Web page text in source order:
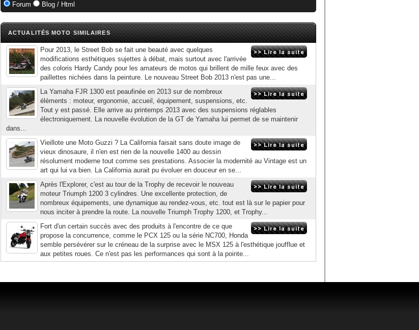
Forum Blog / Html
ACTUALITÉS MOTO SIMILAIRES
Pour 2013, le Street Bob se fait une beauté avec quelques
modifications esthétiques sujettes à débat, mais surtout avec l'arrivée
des coloris Hardy Candy pour les amateurs de motos qui brillent de mille feux avec des
paillettes nichées dans la peinture. Le nouveau Street Bob 2013 n'est pas une...
La Yamaha FJR 1300 est peaufinée en 2013 sur de nombreux
éléments : moteur, ergonomie, accueil, équipement, suspensions, etc.
Tout y est passé. Elle arrive au printemps 2013 avec des suspensions réglables
électroniquement. La nouvelle évolution de la GT de Yamaha lui permet de se maintenir
dans...
Vieillote une Moto Guzzi ? La California faisait sans doute image de
vieux dinosaure, il n'en est rien de la nouvelle 1400 au dessin
résolument moderne tout comme ses prestations. Associer la modernité au Vintage est un
art qui lui va bien. La California aurait pu évoluer en douceur en se...
Après l'Explorer, c'est au tour de la Trophy de recevoir le nouveau
moteur Triumph 1200 3 cylindres. Une excellente protection, de
nombreux équipements, une dynamique au rendez-vous, etc. tout est là sur le papier pour
nous inciter à prendre la route. La nouvelle Triumph Trophy 1200, et Trophy...
Fort d'un certain succès avec des produits à l'encontre de ce que
propose la concurrence, comme le PCX 125 ou la série NC700, Honda
semble persévérer sur le créneau de la surprise avec le MSX 125 à l'esthétique joufflue et
aux petites roues. Ce n'est pas les performances qui sont à la pointe...